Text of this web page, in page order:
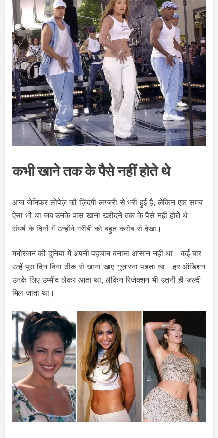
कभी खाने तक के पैसे नहीं होते थे
आज जेनिफर लोपेज़ की ज़िंदगी लग्जरी से भरी हुई है, लेकिन एक समय
ऐसा भी था जब उनके पास खाना खरीदने तक के पैसे नहीं होते थे।
संघर्ष के दिनों में उन्होंने गरीबी को बहुत करीब से देखा।
मनोरंजन की दुनिया में अपनी पहचान बनाना आसान नहीं था। कई बार
उन्हें पूरा दिन बिना ठीक से खाना खाए गुज़ारना पड़ता था। हर ऑडिशन
उनके लिए उम्मीद लेकर आता था, लेकिन रिजेक्शन भी उतनी ही जल्दी
मिल जाता था।